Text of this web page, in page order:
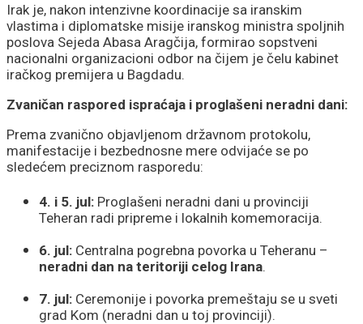
Irak je, nakon intenzivne koordinacije sa iranskim
vlastima i diplomatske misije iranskog ministra spoljnih
poslova Sejeda Abasa Aragčija, formirao sopstveni
nacionalni organizacioni odbor na čijem je čelu kabinet
iračkog premijera u Bagdadu.
Zvaničan raspored ispraćaja i proglašeni neradni dani:
Prema zvanično objavljenom državnom protokolu,
manifestacije i bezbednosne mere odvijaće se po
sledećem preciznom rasporedu:
4. i 5. jul: Proglašeni neradni dani u provinciji
Teheran radi pripreme i lokalnih komemoracija.
6. jul: Centralna pogrebna povorka u Teheranu –
neradni dan na teritoriji celog Irana.
7. jul: Ceremonije i povorka premeštaju se u sveti
grad Kom (neradni dan u toj provinciji).